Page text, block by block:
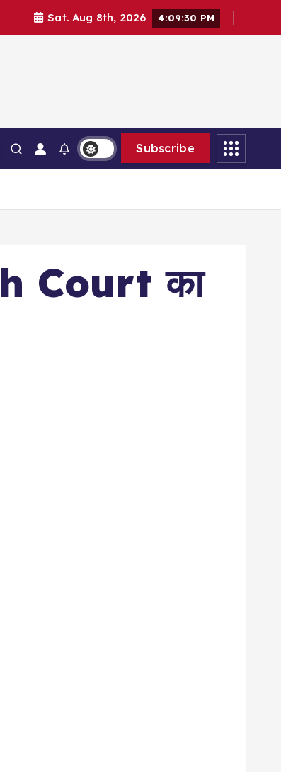
Sat. Aug 8th, 2026 4:09:31 PM
Subscribe
Court का